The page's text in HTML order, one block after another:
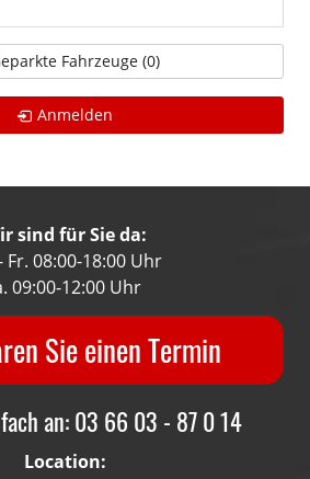
Fahrzeuge (0)
Anmelden
sind für Sie da:
Fr. 08:00-18:00 Uhr
09:00-12:00 Uhr
Sie einen Termin
an: 03 66 03 - 87 0 14
Location: